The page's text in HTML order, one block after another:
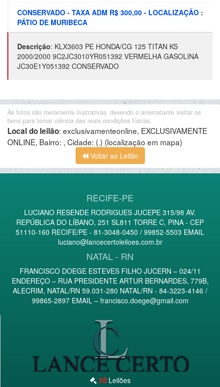
CONSERVADO - TAXA ADM R$ 300,00 - LOCALIZAÇÃO :
PÁTIO DE MURIBECA
Descrição: KLX3603 PE HONDA/CG 125 TITAN KS
2000/2000 9C2JC3010YR051392 VERMELHA GASOLINA
JC30E1Y051392 CONSERVADO
As fotos são meramente ilustrativas, devendo o arrematante visitar os
bens para tomar ciência das reais condições físicas.
Local do leilão: exclusivamenteonline, EXCLUSIVAMENTE
ONLINE, Bairro: , Cidade: (.) (localização em mapa)
Voltar ao Leilão
RECIFE-PE
LUCIANO RESENDE RODRIGUES JUCEPE 315/98 AV.
REPÚBLICA DO LÍBANO, 251 SL811 TORRE C, PINA - CEP
51110-160 RECIFE/PE - 81-3048-0450 / 99852-5503 EMAIL
luciano@lancecertoleiloes.com.br
NATAL - RN
FRANCISCO DOEGE ESTEVES FILHO JUCERN – 024/11
ENDEREÇO – RUA PRESIDENTE ARTUR BERNARDES, 779B,
ALECRIM, NATAL/RN 59.031-280 NATAL/RN - 84-3223-4146 /
99865-2897 EMAIL – francisco.doege@gmail.com
38 Leilões